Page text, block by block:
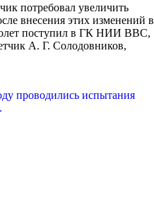
потребовал увеличить
внесения этих изменений в
поступил в ГК НИИ ВВС,
А. Г. Солодовников,